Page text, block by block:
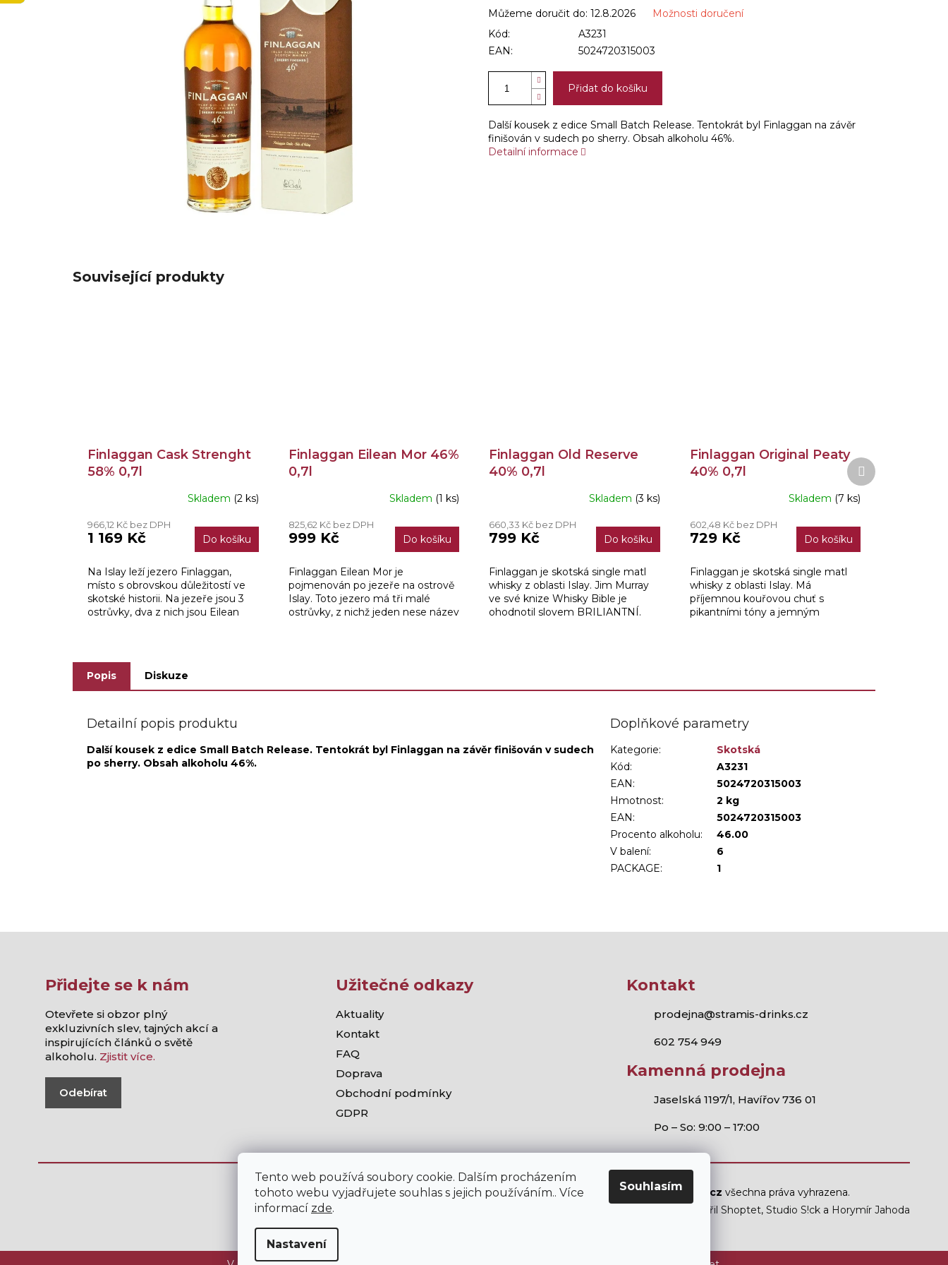
Tento web používá soubory cookie. Dalším procházením
tohoto webu vyjadřujete souhlas s jejich používáním.. Více
informací zde.
Nastavení
Souhlasím
Můžeme doručit do: 12.8.2026
Možnosti doručení
Kód:
A3231
EAN:
5024720315003
Přidat do košíku
Další kousek z edice Small Batch Release. Tentokrát byl Finlaggan na závěr
finišován v sudech po sherry. Obsah alkoholu 46%.
Detailní informace
Související produkty
Finlaggan Cask Strenght
58% 0,7l
Skladem (2 ks)
966,12 Kč bez DPH
1 169 Kč Do košíku
Na Islay leží jezero Finlaggan,
místo s obrovskou důležitostí ve
skotské historii. Na jezeře jsou 3
ostrůvky, dva z nich jsou Eilean
Finlaggan Eilean Mor 46%
0,7l
Skladem (1 ks)
825,62 Kč bez DPH
999 Kč Do košíku
Finlaggan Eilean Mor je
pojmenován po jezeře na ostrově
Islay. Toto jezero má tři malé
ostrůvky, z nichž jeden nese název
Finlaggan Old Reserve
40% 0,7l
produktu
je
z
5
hvězdiček.
Skladem (3 ks)
660,33 Kč bez DPH
799 Kč Do košíku
Finlaggan je skotská single matl
whisky z oblasti Islay. Jim Murray
ve své knize Whisky Bible je
ohodnotil slovem BRILIANTNÍ.
Finlaggan Original Peaty
40% 0,7l
produktu
je
z
5
hvězdiček.
Skladem (7 ks)
602,48 Kč bez DPH
729 Kč Do košíku
Finlaggan je skotská single matl
whisky z oblasti Islay. Má
příjemnou kouřovou chuť s
pikantními tóny a jemným
Další
produkt
Popis Diskuze
Detailní popis produktu
Další kousek z edice Small Batch Release. Tentokrát byl Finlaggan na závěr finišován v sudech
po sherry. Obsah alkoholu 46%.
Doplňkové parametry
Kategorie:
Skotská
Kód:
A3231
EAN:
5024720315003
Hmotnost:
2 kg
EAN :
5024720315003
Procento alkoholu:
46.00
V balení:
6
PACKAGE: 1
Přidejte se k nám
Otevřete si obzor plný
exkluzivních slev, tajných akcí a
inspirujících článků o světě
alkoholu. Zjistit více.
Odebírat
Užitečné odkazy
Aktuality
Kontakt
FAQ
Doprava
Obchodní podmínky
GDPR
Kontakt
prodejna@stramis-drinks.cz
602 754 949
Kamenná prodejna
Jaselská 1197/1, Havířov 736 01
Po – So: 9:00 – 17:00
Stramis.cz všechna práva vyhrazena.
Vytvořil Shoptet,Studio S!ck a Horymír Jahoda